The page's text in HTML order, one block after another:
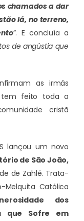
chamados a dar
lá, no terreno,
”. E concluía a
de angústia que
as irmãs
tem feito toda a
cristã
lançou um novo
de São João,
de Zahlé. Trata-
Católica
dos
que Sofre em